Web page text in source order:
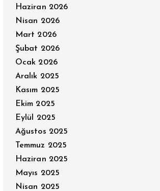
Haziran 2026
Nisan 2026
Mart 2026
Şubat 2026
Ocak 2026
Aralık 2025
Kasım 2025
Ekim 2025
Eylül 2025
Ağustos 2025
Temmuz 2025
Haziran 2025
Mayıs 2025
Nisan 2025